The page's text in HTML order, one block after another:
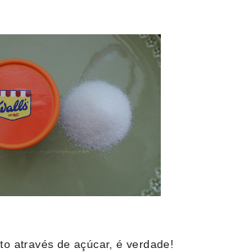
através de açúcar, é verdade!